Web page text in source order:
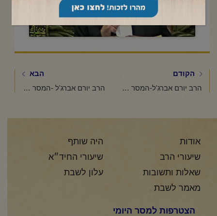
הקודם
הרב יורם אברג'ל-המסר היומי-סבלנות,למה אתה בלחץ?-ט' אדר תשפ"ו
הבא
הרב יורם אברג'ל -המסר היומי -עטרת מרדכי -י"ג אדר תשפ"ו
אודות
היה שותף
שיעורי הרב
שיעורי החיד״א
שאלות ותשובות
עלון לשבת
מאמר לשבת
הצטרפות למסר היומי